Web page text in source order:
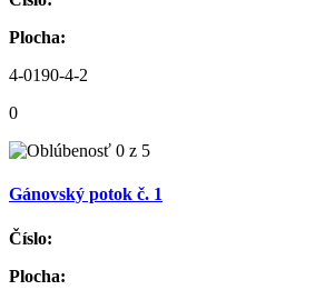
Plocha:
4-0190-4-2
0
Gánovský potok č. 1
Číslo:
Plocha: